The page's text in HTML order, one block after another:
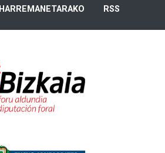
HARREMANETARAKO RSS